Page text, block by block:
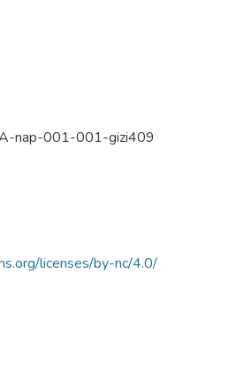
nap-001-001-gizi409
licenses/by-nc/4.0/